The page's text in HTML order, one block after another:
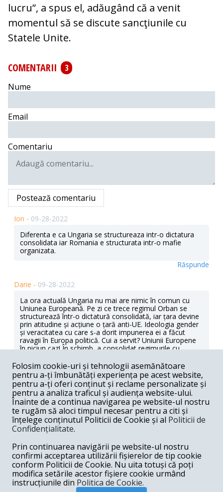
lucru”, a spus el, adăugând că a venit
momentul să se discute sancţiunile cu
Statele Unite.
COMENTARII
3
Nume
Email
Comentariu
Postează comentariu
Ion - 09-28-2022
Diferenta e ca Ungaria se structureaza intr-o dictatura
consolidata iar Romania e structurata intr-o mafie
organizata.
Răspunde
Darie - 09-28-2022
La ora actuală Ungaria nu mai are nimic în comun cu
Uniunea Europeană. Pe zi ce trece regimul Orban se
structurează într-o dictatură consolidată, iar țara devine
prin atitudine și acțiune o țară anti-UE. Ideologia gender
și veracitatea cu care s-a dorit impunerea ei a făcut
ravagii în Europa politică. Cui a servit? Uniunii Europene
în niciun caz! În schimb, a consolidat regimurile cu
apucături totalitare. Dacă UE va continua cu impunerea
aberantă a sexomarxismului și cu la fel de aberanta
ecoteroare economică Uniunea Europeană se va
dezmembra. În fond țările au NATO, iar din NATO nu vei
fi dat afară pe motiv că nu-ți îndoctrinezi copiii cum ți se
dictează. E jenant că în timp ce Ungaria nu mai are nimic
în comun cu UE, Uniunii Europene îi este frică să ia vreo
măsură serioasă împotriva acestei țări. Uniunea
Europeană se îndreaptă spre o uniune de carton.
Răspunde
Ion -09-27-2022
E regretabil ca tot mai multi unguri se retrag in Asia.
Folosim cookie-uri și tehnologii asemănătoare
pentru a-ți îmbunătăți experiența pe acest website,
pentru a-ți oferi conținut și reclame personalizate și
pentru a analiza traficul și audiența website-ului.
Înainte de a continua navigarea pe website-ul nostru
te rugăm să aloci timpul necesar pentru a citi și
înțelege conținutul Politicii de Cookie și al Politicii de
Confidențialitate.
Prin continuarea navigării pe website-ul nostru
confirmi acceptarea utilizării fișierelor de tip cookie
conform Politicii de Cookie. Nu uita totuși că poți
modifica setările acestor fișiere cookie urmând
instrucțiunile din Politica de Cookie.